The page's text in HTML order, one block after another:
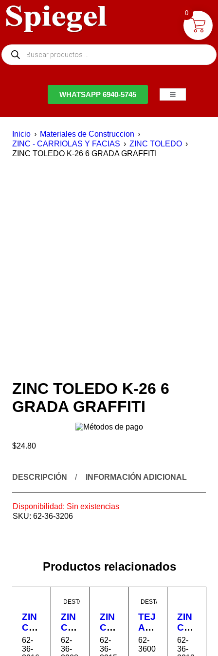
WHATSAPP 6940-5745
Inicio › Materiales de Construccion ›
ZINC - CARRIOLAS Y FACIAS › ZINC TOLEDO ›
ZINC TOLEDO K-26 6 GRADA GRAFFITI
ZINC TOLEDO K-26 6
GRADA GRAFFITI
$24.80
DESCRIPCIÓN INFORMACIÓN ADICIONAL
Disponibilidad: Sin existencias
SKU: 62-36-3206
Productos relacionados
ZIN
C
TO
LE
62-
36-
DESTACADO
ZIN
C
TO
LE
62-
36-
ZIN
C
TO
LE
62-
36-
DESTACADO
TEJ
A
GA
LA
62-
3600
ZIN
C
TO
LE
62-
36-
0